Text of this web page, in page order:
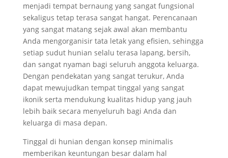
menjadi tempat bernaung yang sangat fungsional
sekaligus tetap terasa sangat hangat. Perencanaan
yang sangat matang sejak awal akan membantu
Anda mengorganisir tata letak yang efisien, sehingga
setiap sudut hunian selalu terasa lapang, bersih,
dan sangat nyaman bagi seluruh anggota keluarga.
Dengan pendekatan yang sangat terukur, Anda
dapat mewujudkan tempat tinggal yang sangat
ikonik serta mendukung kualitas hidup yang jauh
lebih baik secara menyeluruh bagi Anda dan
keluarga di masa depan.
Tinggal di hunian dengan konsep minimalis
memberikan keuntungan besar dalam hal